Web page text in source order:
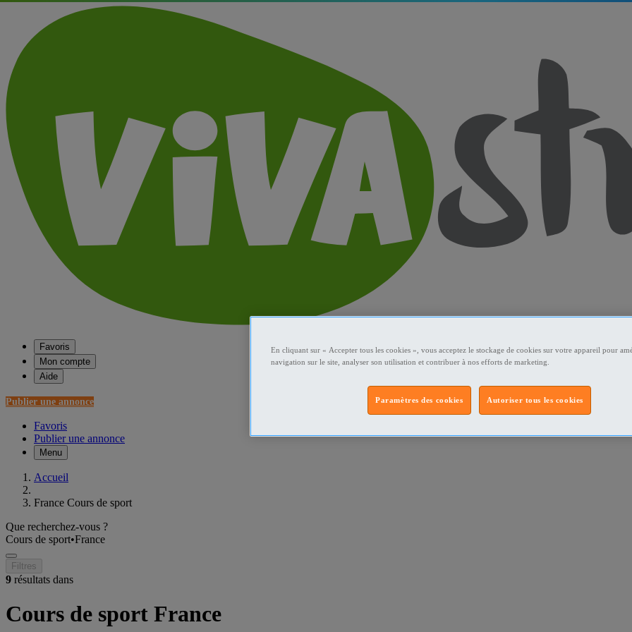
Favoris
Mon compte
Aide
Publier une annonce
Favoris
Publier une annonce
Menu
Accueil
France Cours de sport
Que recherchez-vous ?
Cours de sport•France
Filtres
9 résultats dans
Cours de sport France
En cliquant sur « Accepter tous les cookies », vous acceptez le stockage de cookies sur votre appareil pour
navigation sur le site, analyser son utilisation et contribuer à nos efforts de marketing.
Autoriser tous les cookies
Paramètres des cookies